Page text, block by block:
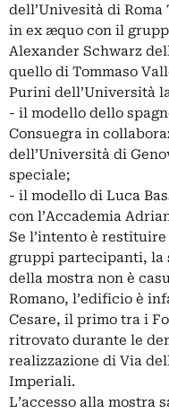
dell’Univesità di
in ex æquo con il
Alexander Schwarz
quello di Tommaso
Purini dell’Università
- il modello dello
Consuegra in
dell’Università di
speciale;
- il modello di Luca
con l’Accademia
Se l’intento è
gruppi partecipanti, la
della mostra non è
Romano, l’edificio è
Cesare, il primo tra i
ritrovato durante le
realizzazione di Via
Imperiali.
L’accesso alla mostra